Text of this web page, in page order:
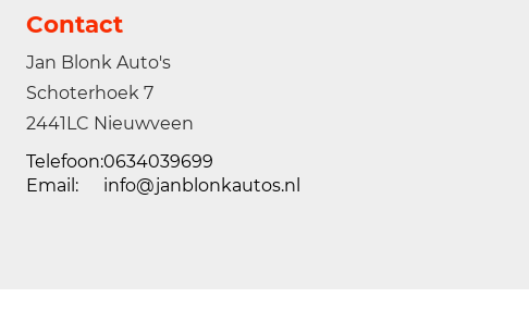
Contact
Jan Blonk Auto's
Schoterhoek 7
2441LC Nieuwveen
Telefoon:0634039699
Email:
info@janblonkautos.nl